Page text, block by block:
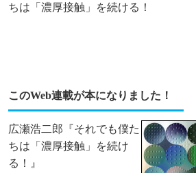
ちは「濃厚接触」を続ける！
このWeb連載が本になりました！
広瀬浩二郎『それでも僕た
ちは「濃厚接触」を続け
る！』